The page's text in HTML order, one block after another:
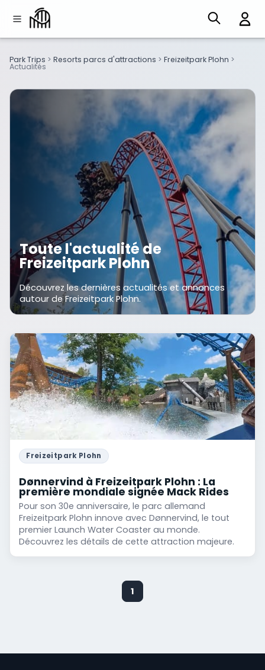
Park Trips > Resorts parcs d'attractions > Freizeitpark Plohn >
Actualités
Toute l'actualité de
Freizeitpark Plohn
Découvrez les dernières actualités et annonces
autour de Freizeitpark Plohn.
Freizeitpark Plohn
Dønnervind à Freizeitpark Plohn : La
première mondiale signée Mack Rides
Pour son 30e anniversaire, le parc allemand
Freizeitpark Plohn innove avec Dønnervind, le tout
premier Launch Water Coaster au monde.
Découvrez les détails de cette attraction majeure.
1